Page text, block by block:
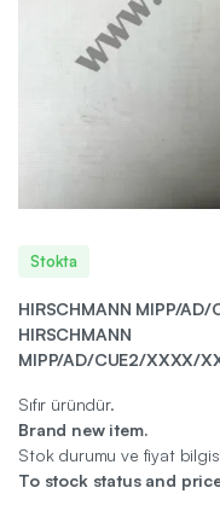
Stokta
HIRSCHMANN MIPP/
HIRSCHMANN
MIPP/AD/CUE2/XXXX/
Sıfır üründür.
Brand new item.
Stok durumu ve fiyat
To stock status and